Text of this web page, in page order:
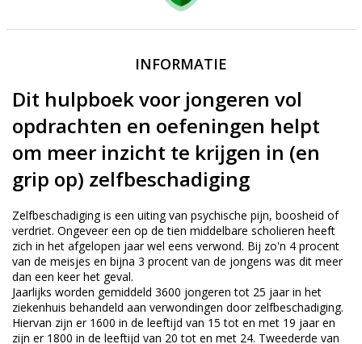
INFORMATIE
Dit hulpboek voor jongeren vol
opdrachten en oefeningen helpt
om meer inzicht te krijgen in (en
grip op) zelfbeschadiging
Zelfbeschadiging is een uiting van psychische pijn, boosheid of
verdriet. Ongeveer een op de tien middelbare scholieren heeft
zich in het afgelopen jaar wel eens verwond. Bij zo'n 4 procent
van de meisjes en bijna 3 procent van de jongens was dit meer
dan een keer het geval.
Jaarlijks worden gemiddeld 3600 jongeren tot 25 jaar in het
ziekenhuis behandeld aan verwondingen door zelfbeschadiging.
Hiervan zijn er 1600 in de leeftijd van 15 tot en met 19 jaar en
zijn er 1800 in de leeftijd van 20 tot en met 24. Tweederde van